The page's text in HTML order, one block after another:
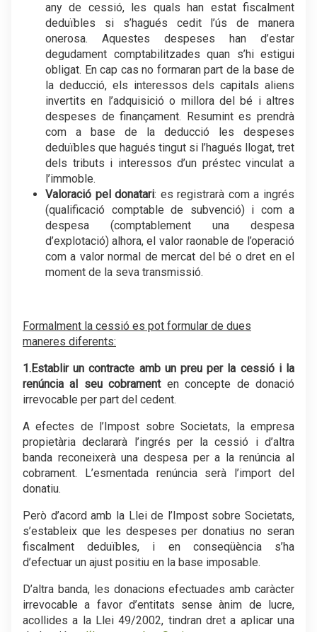
any de cessió, les quals han estat fiscalment
deduïbles si s’hagués cedit l’ús de manera
onerosa. Aquestes despeses han d’estar
degudament comptabilitzades quan s’hi estigui
obligat. En cap cas no formaran part de la base de
la deducció, els interessos dels capitals aliens
invertits en l’adquisició o millora del bé i altres
despeses de finançament. Resumint es prendrà
com a base de la deducció les despeses
deduïbles que hagués tingut si l’hagués llogat, tret
dels tributs i interessos d’un préstec vinculat a
l’immoble.
Valoració pel donatari: es registrarà com a ingrés
(qualificació comptable de subvenció) i com a
despesa (comptablement una despesa
d’explotació) alhora, el valor raonable de l’operació
com a valor normal de mercat del bé o dret en el
moment de la seva transmissió.
Formalment la cessió es pot formular de dues
maneres diferents:
1.Establir un contracte amb un preu per la cessió i la
renúncia al seu cobramenten concepte de donació
irrevocable per part del cedent.
A efectes de l’Impost sobre Societats, la empresa
propietària declararà l’ingrés per la cessió i d’altra
banda reconeixerà una despesa per a la renúncia al
cobrament. L’esmentada renúncia serà l’import del
donatiu.
Però d’acord amb la Llei de l’Impost sobre Societats,
s’estableix que les despeses per donatius no seran
fiscalment deduïbles, i en conseqüència s’ha
d’efectuar un ajust positiu en la base imposable.
D’altra banda, les donacions efectuades amb caràcter
irrevocable a favor d’entitats sense ànim de lucre,
acollides a la Llei 49/2002, tindran dret a aplicar una